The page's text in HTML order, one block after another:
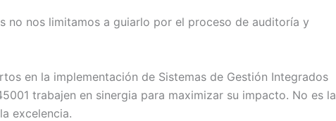
no nos limitamos a guiarlo por el proceso de auditoría y
en la implementación de Sistemas de Gestión Integrados
trabajen en sinergia para maximizar su impacto. No es la
excelencia.